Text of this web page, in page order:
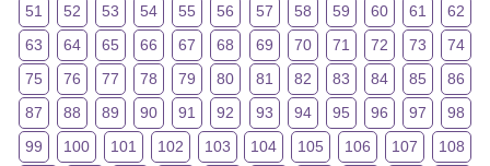
51
52 53 54 55 56 57 58 59 60 61
62
63
64 65 66 67 68 69 70 71 72 73
74
75
76 77 78 79 80 81 82 83 84 85
86
87
88 89 90 91 92 93 94 95 96 97
98
99
100 101 102 103 104 105 106 107
108